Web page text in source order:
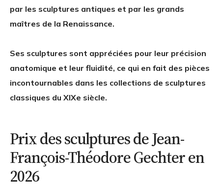
par les sculptures antiques et par les grands
maîtres de la Renaissance.
Ses sculptures sont appréciées pour leur précision
anatomique et leur fluidité, ce qui en fait des pièces
incontournables dans les collections de sculptures
classiques du XIXe siècle.
Prix des sculptures de Jean-
François-Théodore Gechter en
2026